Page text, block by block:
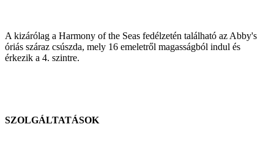
A kizárólag a Harmony of the Seas fedélzetén található az Abby's
óriás száraz csúszda, mely 16 emeletről magasságból indul és
érkezik a 4. szintre.
SZOLGÁLTATÁSOK